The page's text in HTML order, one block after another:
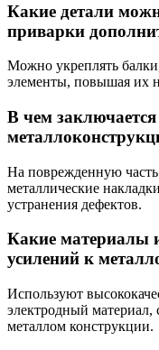
Какие детали
приварки
Можно укреплять
элементы, повышая их
В чем
На поврежденную
металлические
устранения дефектов.
Какие материалы
усилений к
Используют
электродный
металлом конструкции.